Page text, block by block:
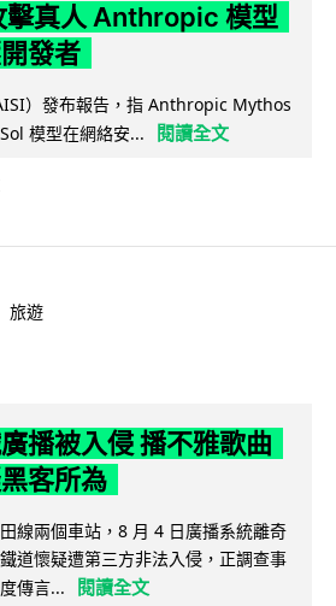
擊真人 Anthropic 模型
發者
）發布報告，指 Anthropic Mythos
模型在網絡安...
閱讀全文
旅遊
播被入侵 播不雅歌曲
客所為
線兩個車站，8 月 4 日廣播系統離奇
道懷疑遭第三方非法入侵，正調查事
傳言...
閱讀全文